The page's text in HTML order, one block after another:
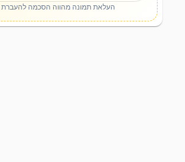
העלאת תמונה מהווה הסכמה להעברת